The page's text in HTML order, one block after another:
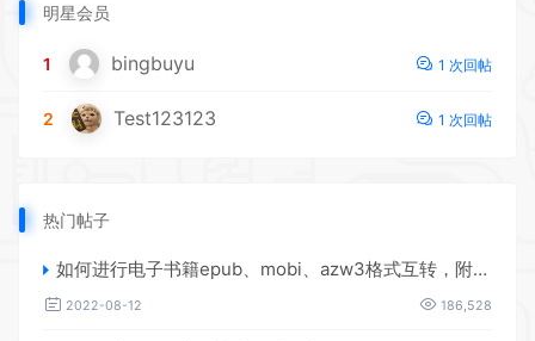
明星会员
1 bingbuyu 1 次回帖
2 Test123123 1 次回帖
热门帖子
如何进行电子书籍epub、mobi、azw3格式互转，附海量电子书籍资源
2022-08-12 186,528